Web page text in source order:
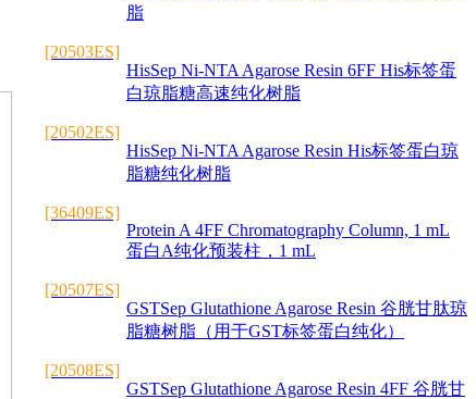
脂
[20503ES]
HisSep Ni-NTA Agarose Resin 6FF His标签蛋
白琼脂糖高速纯化树脂
[20502ES]
HisSep Ni-NTA Agarose Resin His标签蛋白琼
脂糖纯化树脂
[36409ES]
Protein A 4FF Chromatography Column, 1 mL
蛋白A纯化预装柱，1 mL
[20507ES]
GSTSep Glutathione Agarose Resin 谷胱甘肽琼
脂糖树脂（用于GST标签蛋白纯化）
[20508ES]
GSTSep Glutathione Agarose Resin 4FF 谷胱甘